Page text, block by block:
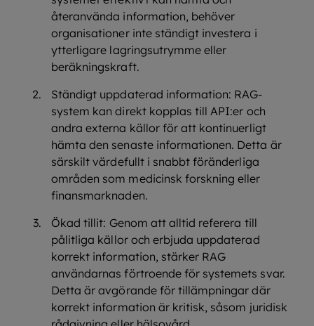
återanvända information, behöver
organisationer inte ständigt investera i
ytterligare lagringsutrymme eller
beräkningskraft.
Ständigt uppdaterad information: RAG-
system kan direkt kopplas till API:er och
andra externa källor för att kontinuerligt
hämta den senaste informationen. Detta är
särskilt värdefullt i snabbt föränderliga
områden som medicinsk forskning eller
finansmarknaden.
Ökad tillit: Genom att alltid referera till
pålitliga källor och erbjuda uppdaterad
korrekt information, stärker RAG
användarnas förtroende för systemets svar.
Detta är avgörande för tillämpningar där
korrekt information är kritisk, såsom juridisk